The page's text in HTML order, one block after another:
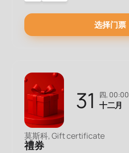
选择门票
31 四, 00:00
十二月
莫斯科, Gift certificate
禮券